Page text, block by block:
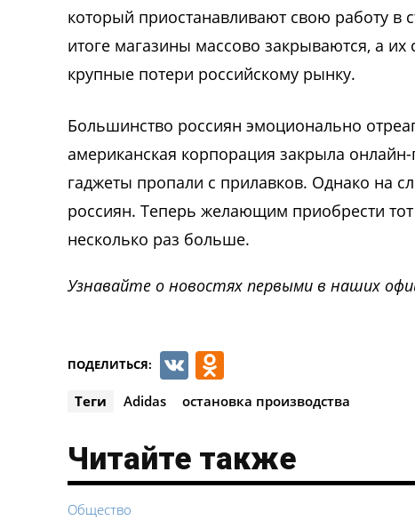
который приостанавливают свою работу в
итоге магазины массово закрываются, а
крупные потери российскому рынку.
Большинство россиян эмоционально
американская корпорация закрыла
гаджеты пропали с прилавков. Однако на
россиян. Теперь желающим приобрести
несколько раз больше.
Узнавайте о новостях первыми в наших
ПОДЕЛИТЬСЯ: VK
Теги Adidas остановка производства
Читайте также
Общество